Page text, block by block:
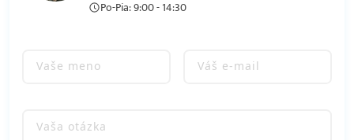
Po-Pia: 9:00 - 14:30